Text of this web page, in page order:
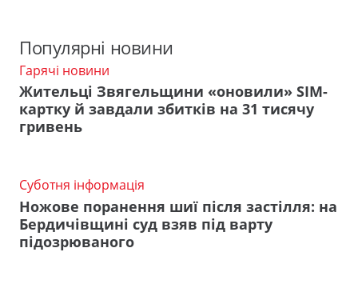
Популярні новини
Гарячі новини
Жительці Звягельщини «оновили» SIM-
картку й завдали збитків на 31 тисячу
гривень
Суботня інформація
Ножове поранення шиї після застілля: на
Бердичівщині суд взяв під варту
підозрюваного